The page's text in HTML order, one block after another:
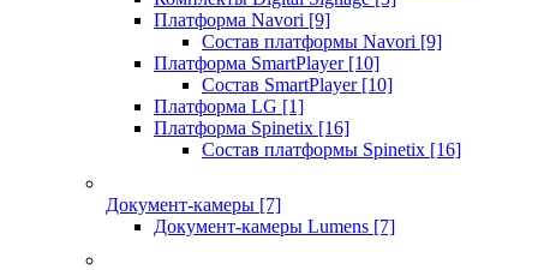
Платформа Navori [9]
Состав платформы Navori [9]
Платформа SmartPlayer [10]
Состав SmartPlayer [10]
Платформа LG [1]
Платформа Spinetix [16]
Состав платформы Spinetix [16]
Документ-камеры [7]
Документ-камеры Lumens [7]